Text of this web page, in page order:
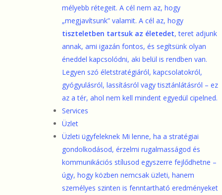
mélyebb rétegeit. A cél nem az, hogy
„megjavítsunk” valamit. A cél az, hogy
tiszteletben tartsuk az életedet, teret adjunk
annak, ami igazán fontos, és segítsünk olyan
éneddel kapcsolódni, aki belül is rendben van.
Legyen szó életstratégiáról, kapcsolatokról,
gyógyulásról, lassításról vagy tisztánlátásról – ez
az a tér, ahol nem kell mindent egyedül cipelned.
Services
Üzlet
Üzleti ügyfeleknek Mi lenne, ha a stratégiai
gondolkodásod, érzelmi rugalmasságod és
kommunikációs stílusod egyszerre fejlődhetne –
úgy, hogy közben nemcsak üzleti, hanem
személyes szinten is fenntartható eredményeket